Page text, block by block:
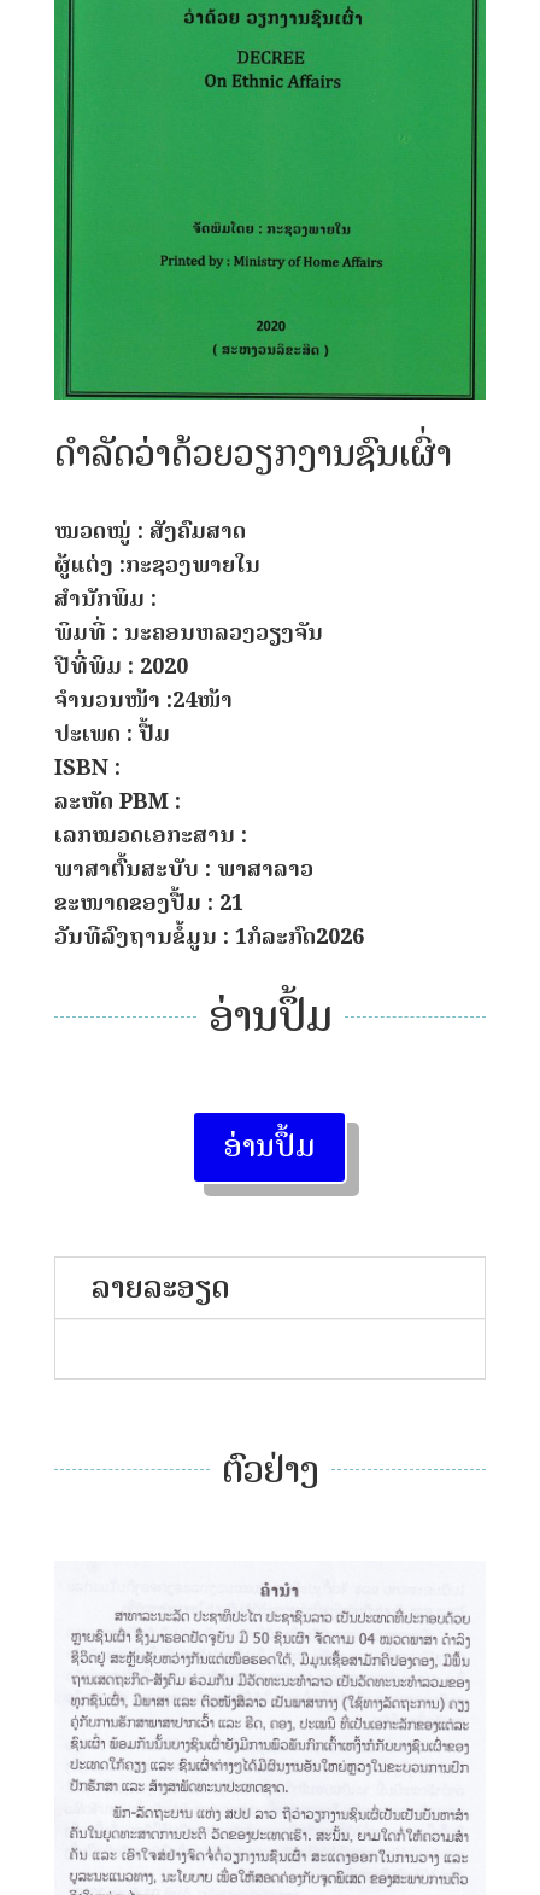
ດໍາລັດວ່າດ້ວຍວຽກງານຊົນເຜົ່າ
ໝວດໝູ່ : ສັງຄົມສາດ
ຜູ້ແຕ່ງ :ກະຊວງພາຍໃນ
ສຳນັກພິມ :
ພິມທີ່ : ນະຄອນຫລວງວຽງຈັນ
ປີທີ່ພິມ : 2020
ຈຳນວນໜ້າ :24ໜ້າ
ປະເພດ : ປື້ມ
ISBN :
ລະຫັດ PBM :
ເລກໝວດເອກະສານ :
ພາສາຕົ້ນສະບັບ : ພາສາລາວ
ຂະໜາດຂອງປື້ມ : 21
ວັນທີລົງຖານຂໍ້ມູນ : 1ກໍລະກົດ2026
ອ່ານປຶ້ມ
ອ່ານປຶ້ມ
ລາຍລະອຽດ
ຕົວຢ່າງ